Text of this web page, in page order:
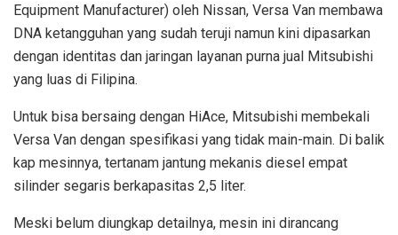
Equipment Manufacturer) oleh Nissan, Versa Van membawa
DNA ketangguhan yang sudah teruji namun kini dipasarkan
dengan identitas dan jaringan layanan purna jual Mitsubishi
yang luas di Filipina.
Untuk bisa bersaing dengan HiAce, Mitsubishi membekali
Versa Van dengan spesifikasi yang tidak main-main. Di balik
kap mesinnya, tertanam jantung mekanis diesel empat
silinder segaris berkapasitas 2,5 liter.
Meski belum diungkap detailnya, mesin ini dirancang